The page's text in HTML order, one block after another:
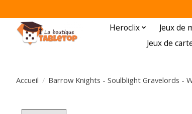
Heroclix Jeux de
Jeux de
Accueil / Barrow Knights - Soulblight Gravelords -